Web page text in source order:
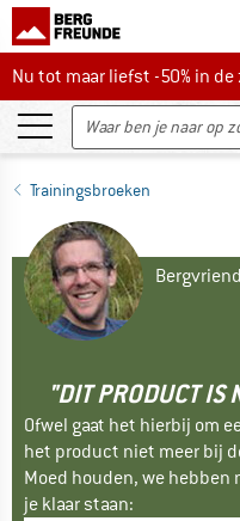
Nu tot maar liefst -50% in de
Nu tot maar liefst -50% in
Trainingsbroeken
"DIT PRODUCT IS
Ofwel gaat het hierbij om
het product niet meer bij
Moed houden, we
je klaar staan: